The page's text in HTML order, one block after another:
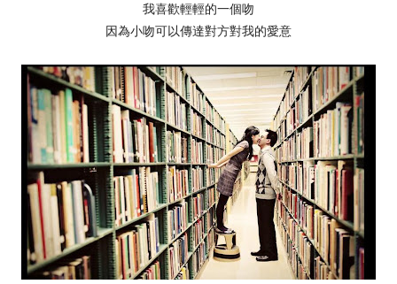
我喜歡輕輕的一個吻
因為小吻可以傳達對方對我的愛意